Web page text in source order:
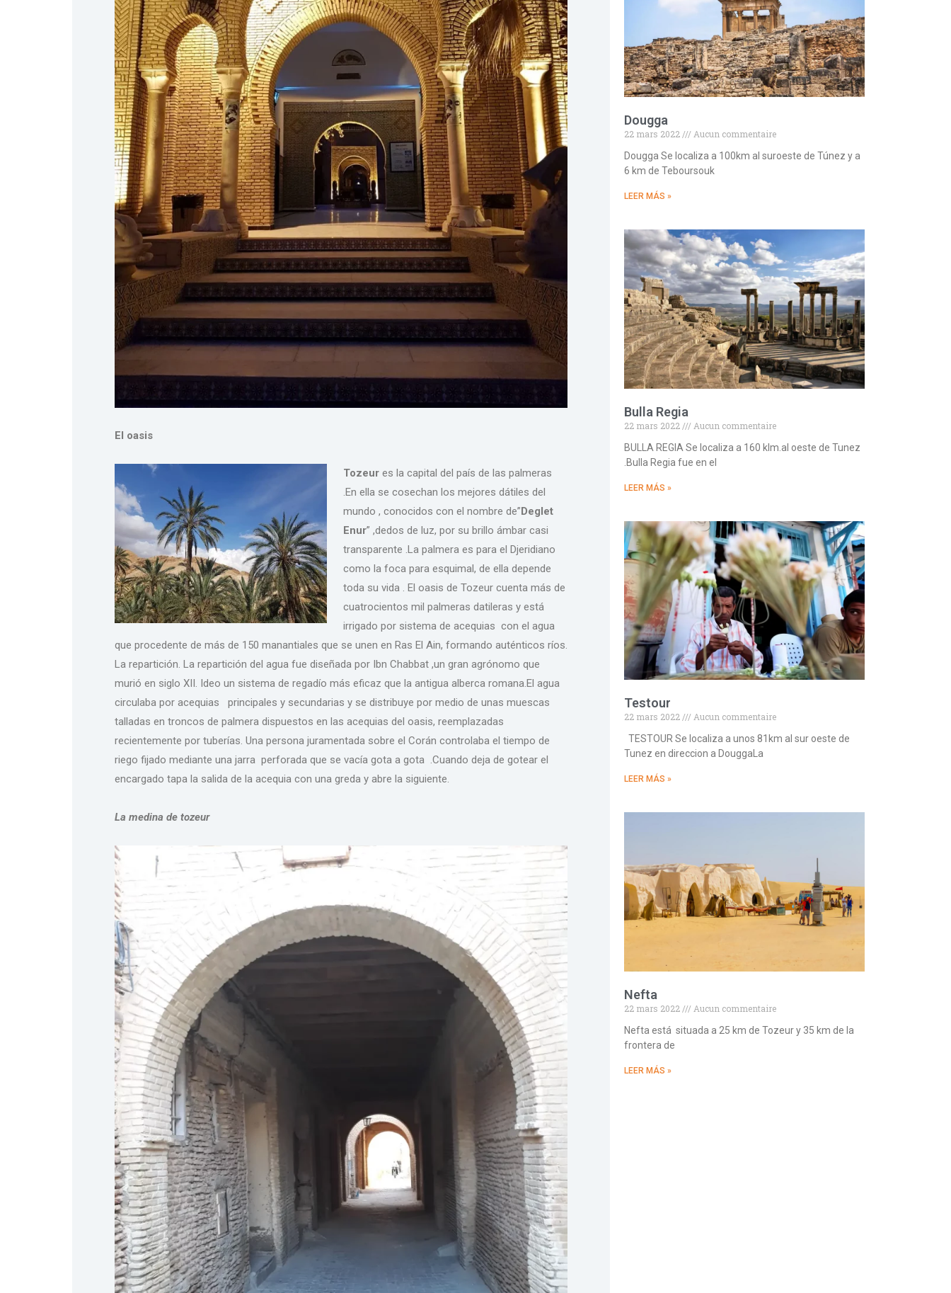
El oasis
Tozeures la capital del país de las palmeras
.En ella se cosechan los mejores dátiles del
mundo , conocidos con el nombre de” Deglet
Enur” ,dedos de luz, por su brillo ámbar casi
transparente .La palmera es para el Djeridiano
como la foca para esquimal, de ella depende
toda su vida . El oasis de Tozeur cuenta más de
cuatrocientos mil palmeras datileras y está
irrigado por sistema de acequias con el agua
que procedente de más de 150 manantiales que se unen en Ras El Ain, formando auténticos ríos.
La repartición. La repartición del agua fue diseñada por Ibn Chabbat ,un gran agrónomo que
murió en siglo XII. Ideo un sistema de regadío más eficaz que la antigua alberca romana.El agua
circulaba por acequias principales y secundarias y se distribuye por medio de unas muescas
talladas en troncos de palmera dispuestos en las acequias del oasis, reemplazadas
recientemente por tuberías. Una persona juramentada sobre el Corán controlaba el tiempo de
riego fijado mediante una jarra perforada que se vacía gota a gota .Cuando deja de gotear el
encargado tapa la salida de la acequia con una greda y abre la siguiente.
La medina de tozeur
Dougga
22 mars 2022
Aucun commentaire
Dougga Se localiza a 100km al suroeste de Túnez y a
6 km de Teboursouk
LEER MÁS »
Bulla Regia
22 mars 2022
Aucun commentaire
BULLA REGIA Se localiza a 160 klm.al oeste de Tunez
.Bulla Regia fue en el
LEER MÁS »
Testour
22 mars 2022
Aucun commentaire
TESTOUR Se localiza a unos 81km al sur oeste de
Tunez en direccion a DouggaLa
LEER MÁS »
Nefta
22 mars 2022
Aucun commentaire
Nefta está situada a 25 km de Tozeur y 35 km de la
frontera de
LEER MÁS »